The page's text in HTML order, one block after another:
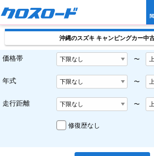
沖縄のスズキ キャンピングカー中
価格帯 〜
年式 〜
走行距離 〜
修復歴なし